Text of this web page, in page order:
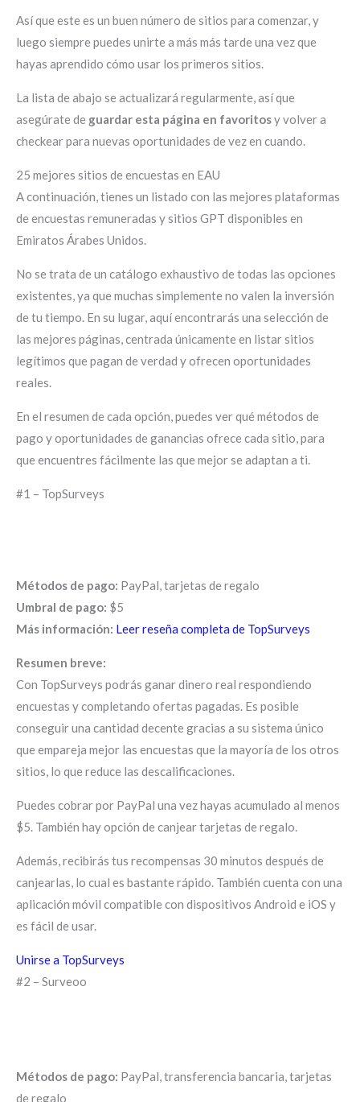
Así que este es un buen número de sitios para comenzar, y
luego siempre puedes unirte a más más tarde una vez que
hayas aprendido cómo usar los primeros sitios.
La lista de abajo se actualizará regularmente, así que
asegúrate de guardar esta página en favoritosy volver a
checkear para nuevas oportunidades de vez en cuando.
25 mejores sitios de encuestas en EAU
A continuación, tienes un listado con las mejores plataformas
de encuestas remuneradas y sitios GPT disponibles en
Emiratos Árabes Unidos.
No se trata de un catálogo exhaustivo de todas las opciones
existentes, ya que muchas simplemente no valen la inversión
de tu tiempo. En su lugar, aquí encontrarás una selección de
las mejores páginas, centrada únicamente en listar sitios
legítimos que pagan de verdad y ofrecen oportunidades
reales.
En el resumen de cada opción, puedes ver qué métodos de
pago y oportunidades de ganancias ofrece cada sitio, para
que encuentres fácilmente las que mejor se adaptan a ti.
#1 – TopSurveys
Métodos de pago: PayPal, tarjetas de regalo
Umbral de pago: $5
Más información: Leer reseña completa de TopSurveys
Resumen breve:
Con TopSurveys podrás ganar dinero real respondiendo
encuestas y completando ofertas pagadas. Es posible
conseguir una cantidad decente gracias a su sistema único
que empareja mejor las encuestas que la mayoría de los otros
sitios, lo que reduce las descalificaciones.
Puedes cobrar por PayPal una vez hayas acumulado al menos
$5. También hay opción de canjear tarjetas de regalo.
Además, recibirás tus recompensas 30 minutos después de
canjearlas, lo cual es bastante rápido. También cuenta con una
aplicación móvil compatible con dispositivos Android e iOS y
es fácil de usar.
Unirse a TopSurveys
#2 – Surveoo
Métodos de pago: PayPal, transferencia bancaria, tarjetas
de regalo